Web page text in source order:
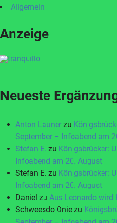
Allgemein
Anzeige
Neueste
Anton Launer zu
September – Infoabend am
Stefan E. zu Königsbrücker:
Infoabend am 20. August
Stefan E. zu Königsbrücker:
Infoabend am 20. August
Daniel zu Aus Leonardo wird
Schweesdo Onie zu